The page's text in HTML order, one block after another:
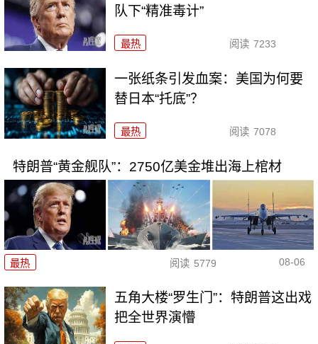
队下“精准毒计”
最热 阅读 7233
一张纸条引发血案：美国为何要
替日本“托底”？
最热 阅读 7078
特朗普“黄金舰队”：2750亿美金堆出海上棺材
最热 阅读 5779 08-06
五角大楼“罗生门”：特朗普这出戏
把全世界演懵